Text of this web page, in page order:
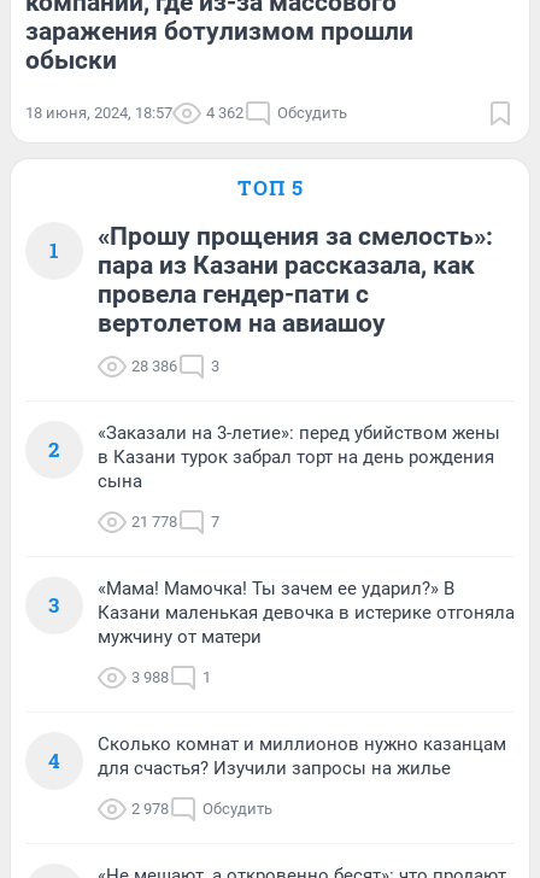
заражения ботулизмом прошли
обыски
18 июня, 2024, 18:57 4 362 Обсудить
ТОП 5
1
«Прошу прощения за смелость»:
пара из Казани рассказала, как
провела гендер-пати с
вертолетом на авиашоу
28 386 3
2
«Заказали на 3-летие»: перед убийством жены
в Казани турок забрал торт на день рождения
сына
21 778 7
3
«Мама! Мамочка! Ты зачем ее ударил?» В
Казани маленькая девочка в истерике отгоняла
мужчину от матери
3 988 1
4
Сколько комнат и миллионов нужно казанцам
для счастья? Изучили запросы на жилье
2 978 Обсудить